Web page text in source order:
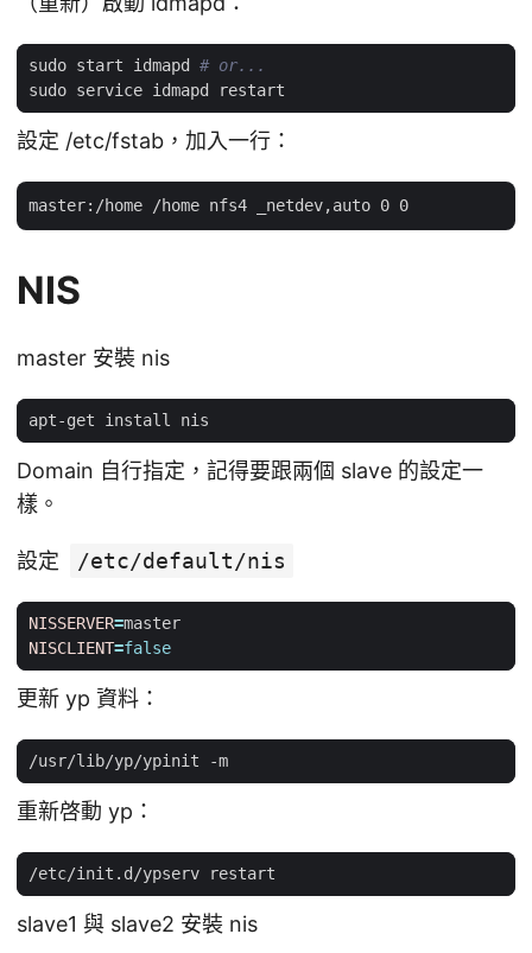
sudo start idmapd # or...
設定 /etc/fstab，加入一行：
NIS
master 安裝 nis
Domain 自行指定，記得要跟兩個 slave 的設定一
樣。
設定 /etc/default/nis
NISSERVER=
NISCLIENT=false
更新 yp 資料：
重新啓動 yp：
slave1 與 slave2 安裝 nis